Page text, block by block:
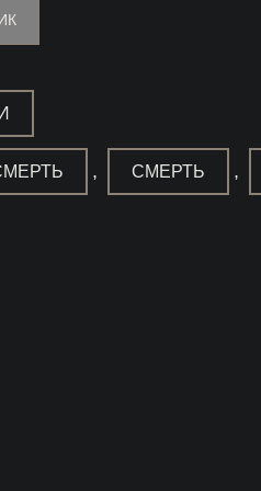
, СМЕРТЬ ,